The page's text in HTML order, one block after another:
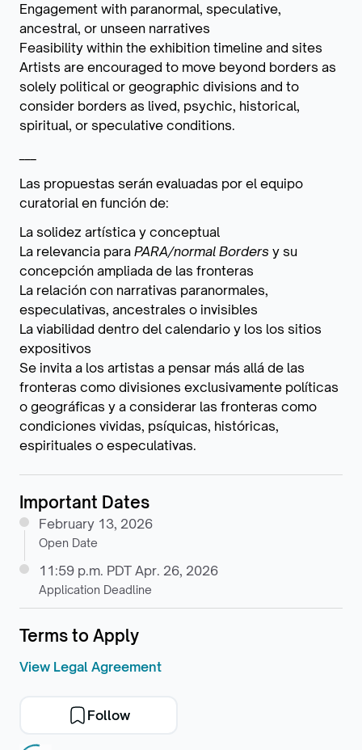
Engagement with paranormal, speculative,
ancestral, or unseen narratives
Feasibility within the exhibition timeline and sites
Artists are encouraged to move beyond borders as
solely political or geographic divisions and to
consider borders as lived, psychic, historical,
spiritual, or speculative conditions.
Las propuestas serán evaluadas por el equipo
curatorial en función de:
La solidez artística y conceptual
La relevancia para PARA/normal Borders y su
concepción ampliada de las fronteras
La relación con narrativas paranormales,
especulativas, ancestrales o invisibles
La viabilidad dentro del calendario y los los sitios
expositivos
Se invita a los artistas a pensar más allá de las
fronteras como divisiones exclusivamente políticas
o geográficas y a considerar las fronteras como
condiciones vividas, psíquicas, históricas,
espirituales o especulativas.
Important Dates
February 13, 2026
Open Date
11:59 p.m. PDT Apr. 26, 2026
Application Deadline
Terms to Apply
View Legal Agreement
Follow